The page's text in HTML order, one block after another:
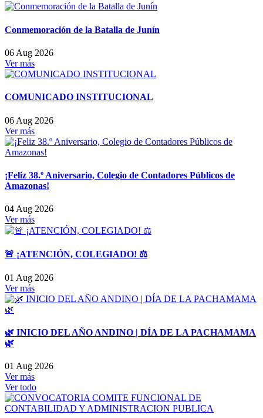
Conmemoración de la Batalla de Junín
06 Aug 2026
Ver más
COMUNICADO INSTITUCIONAL
06 Aug 2026
Ver más
¡Feliz 38.º Aniversario, Colegio de Contadores Públicos de
Amazonas!
04 Aug 2026
Ver más
🚨 ¡ATENCIÓN, COLEGIADO! ⚖️
01 Aug 2026
Ver más
🌿 INICIO DEL AÑO ANDINO | DÍA DE LA PACHAMAMA
🌿
01 Aug 2026
Ver más
Ver todo